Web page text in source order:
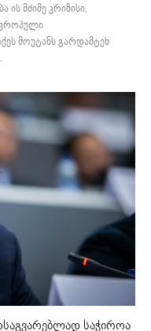
მძიმე კრიზისი,
მოუტანს გარდამტეხ
საჭიროა